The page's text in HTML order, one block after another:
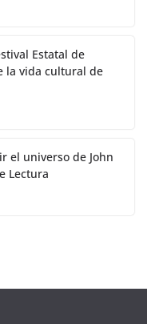
Estatal de
la vida cultural de
el universo de John
Lectura